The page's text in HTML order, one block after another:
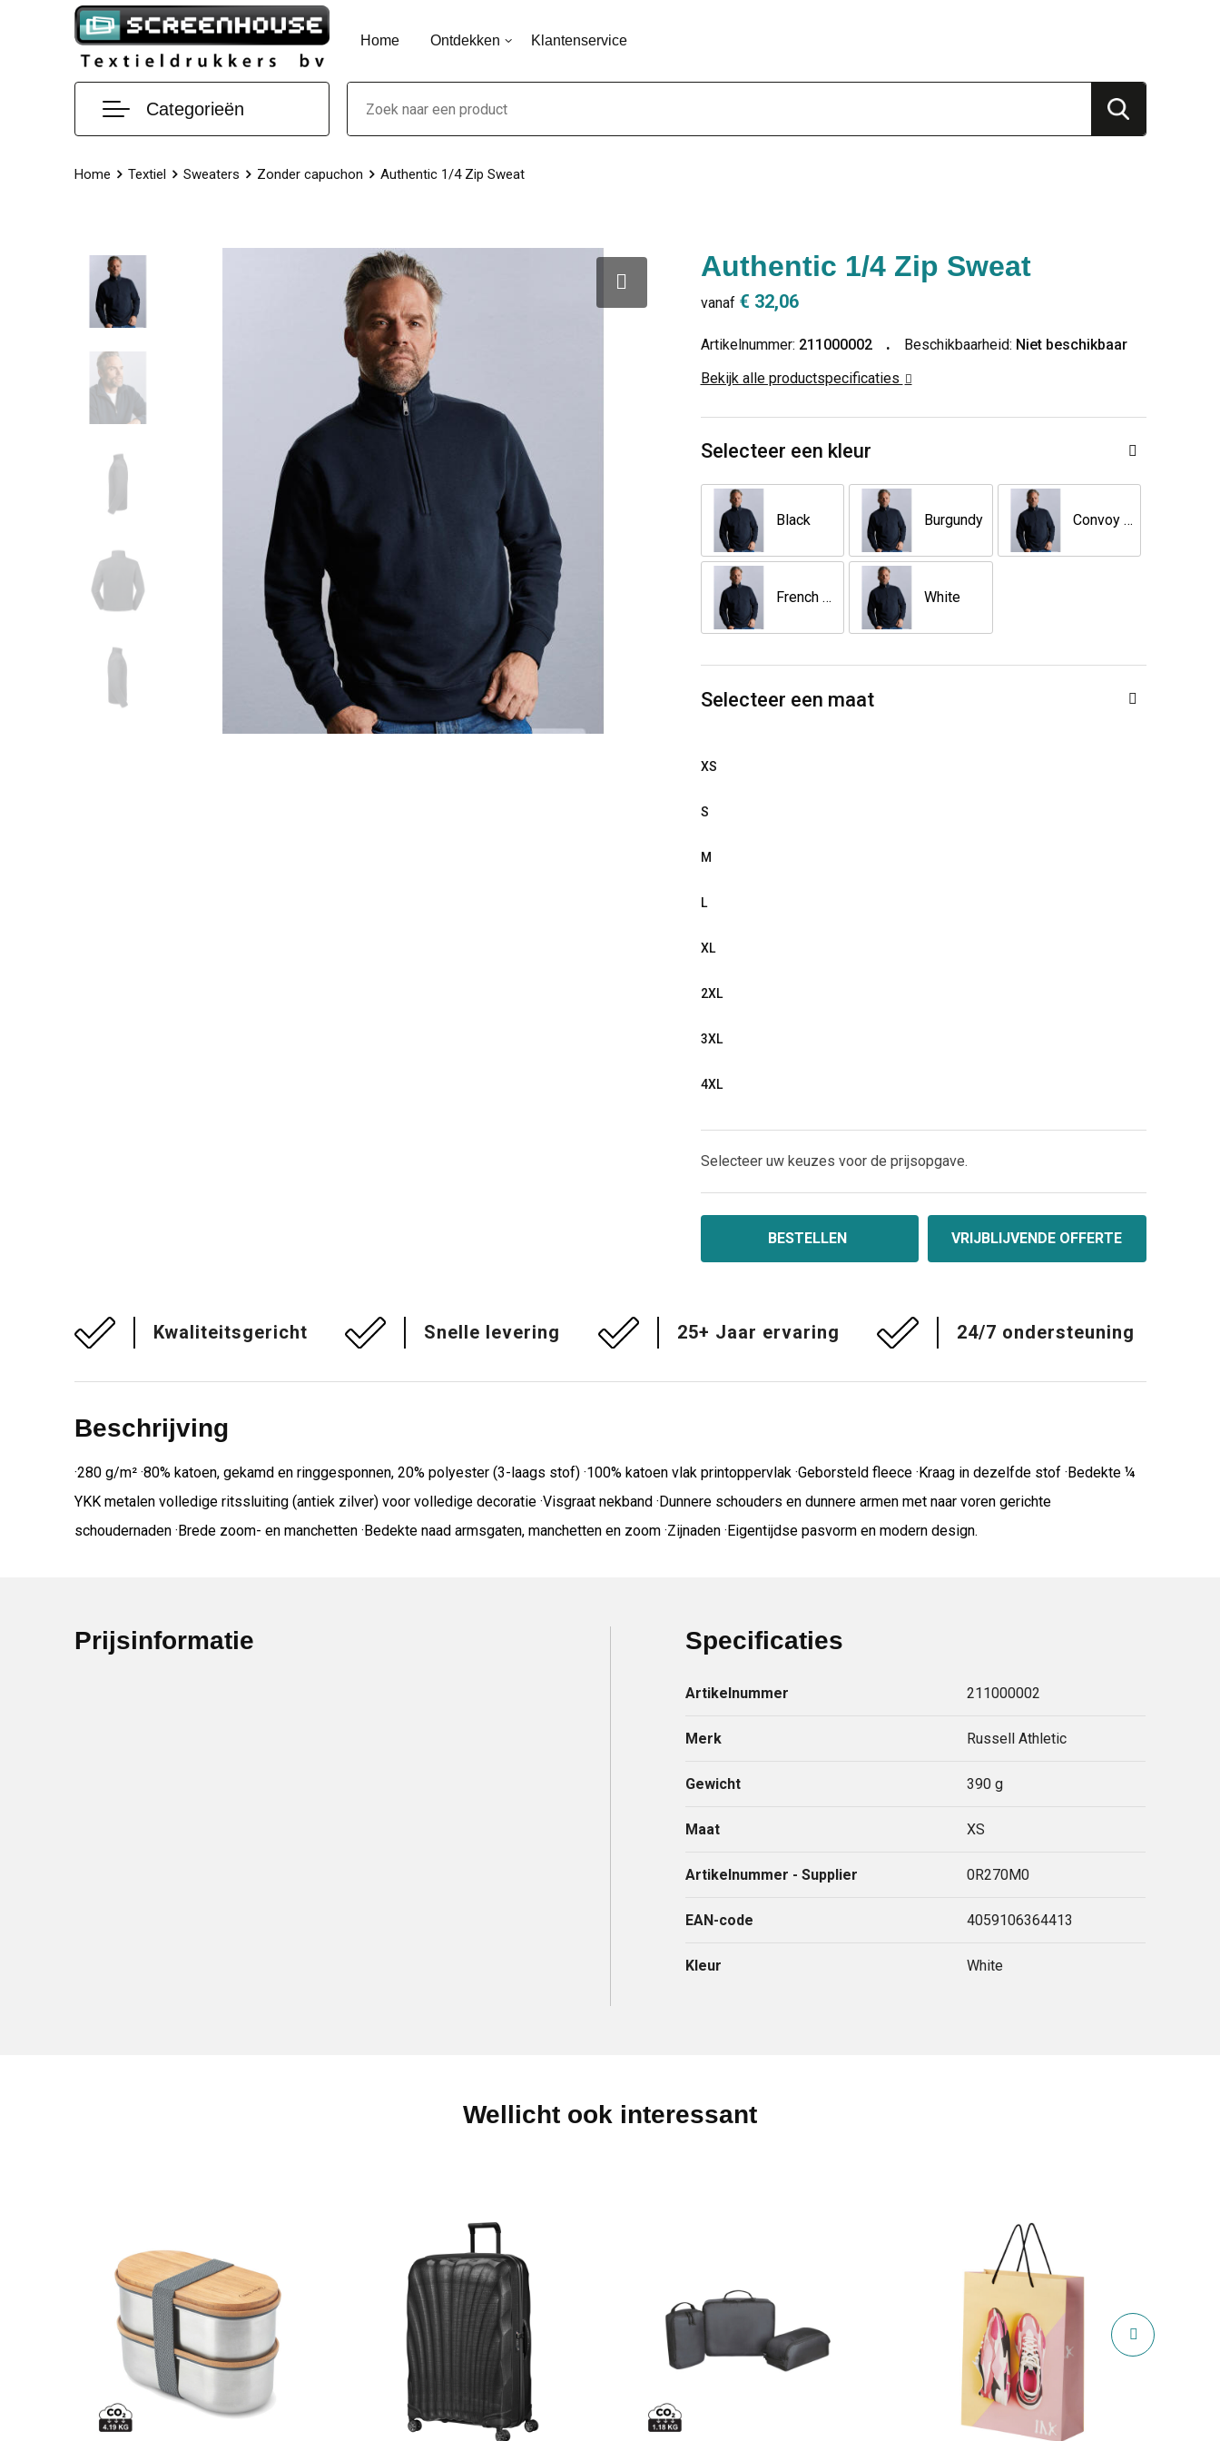
Home Ontdekken Klantenservice
Categorieën
Home Textiel Sweaters Zonder capuchon Authentic 1/4 Zip Sweat
Authentic 1/4 Zip Sweat
vanaf € 32,06
Artikelnummer: 211000002 Beschikbaarheid: Niet beschikbaar
Bekijk alle productspecificaties
Selecteer een kleur
Black Burgundy Convoy Grey
French Navy White
Selecteer een maat
XS
S
M
L
XL
2XL
3XL
4XL
Selecteer uw keuzes voor de prijsopgave.
BESTELLEN VRIJBLIJVENDE OFFERTE
Kwaliteitsgericht Snelle levering 25+ Jaar ervaring 24/7 ondersteuning
Beschrijving
·280 g/m² ·80% katoen, gekamd en ringgesponnen, 20% polyester (3-laags stof) ·100% katoen vlak printoppervlak ·Geborsteld fleece ·Kraag in dezelfde stof ·Bedekte ¼
YKK metalen volledige ritssluiting (antiek zilver) voor volledige decoratie ·Visgraat nekband ·Dunnere schouders en dunnere armen met naar voren gerichte
schoudernaden ·Brede zoom- en manchetten ·Bedekte naad armsgaten, manchetten en zoom ·Zijnaden ·Eigentijdse pasvorm en modern design.
Prijsinformatie Specificaties
Artikelnummer 211000002
Merk Russell Athletic
Gewicht 390 g
Maat XS
Artikelnummer - Supplier 0R270M0
EAN-code 4059106364413
Kleur White
Wellicht ook interessant